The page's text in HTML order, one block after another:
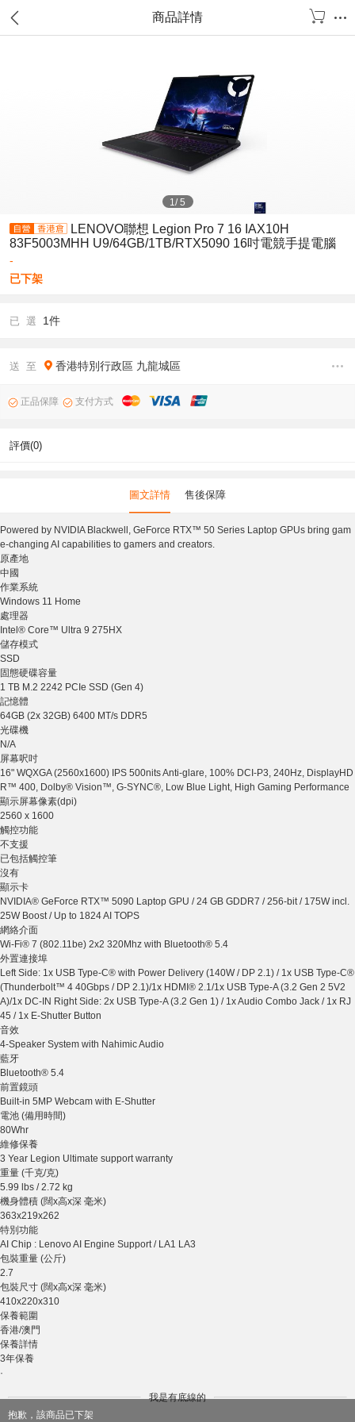
商品詳情
1/5
LENOVO聯想 Legion Pro 7 16 IAX10H
83F5003MHH U9/64GB/1TB/RTX5090 16吋電競手提電腦
-
已下架
已 選 1件
送 至 香港特別行政區 九龍城區
正品保障 支付方式
評價(0)
圖文詳情 售後保障
Powered by NVIDIA Blackwell, GeForce RTX™ 50 Series Laptop GPUs bring gam
e-changing AI capabilities to gamers and creators.
原產地
中國
作業系統
Windows 11 Home
處理器
Intel® Core™ Ultra 9 275HX
儲存模式
SSD
固態硬碟容量
1 TB M.2 2242 PCIe SSD (Gen 4)
記憶體
64GB (2x 32GB) 6400 MT/s DDR5
光碟機
N/A
屏幕呎吋
16" WQXGA (2560x1600) IPS 500nits Anti-glare, 100% DCI-P3, 240Hz, DisplayHD
R™ 400, Dolby® Vision™, G-SYNC®, Low Blue Light, High Gaming Performance
顯示屏幕像素(dpi)
2560 x 1600
觸控功能
不支援
已包括觸控筆
沒有
顯示卡
NVIDIA® GeForce RTX™ 5090 Laptop GPU / 24 GB GDDR7 / 256-bit / 175W incl.
25W Boost / Up to 1824 AI TOPS
網絡介面
Wi-Fi® 7 (802.11be) 2x2 320Mhz with Bluetooth® 5.4
外置連接埠
Left Side: 1x USB Type-C® with Power Delivery (140W / DP 2.1) / 1x USB Type-C®
(Thunderbolt™ 4 40Gbps / DP 2.1)/1x HDMI® 2.1/1x USB Type-A (3.2 Gen 2 5V2
A)/1x DC-IN Right Side: 2x USB Type-A (3.2 Gen 1) / 1x Audio Combo Jack / 1x RJ
45 / 1x E-Shutter Button
音效
4-Speaker System with Nahimic Audio
藍牙
Bluetooth® 5.4
前置鏡頭
Built-in 5MP Webcam with E-Shutter
電池 (備用時間)
80Whr
維修保養
3 Year Legion Ultimate support warranty
重量 (千克/克)
5.99 lbs / 2.72 kg
機身體積 (闊x高x深 毫米)
363x219x262
特別功能
AI Chip : Lenovo AI Engine Support / LA1 LA3
包裝重量 (公斤)
2.7
包裝尺寸 (闊x高x深 毫米)
410x220x310
保養範圍
香港/澳門
保養詳情
3年保養
·
我是有底線的
抱歉，該商品已下架